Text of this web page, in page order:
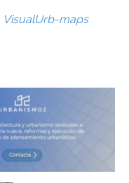
VisualUrb-maps